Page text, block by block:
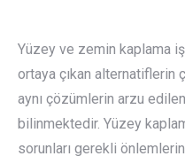
Yüzey ve zemin kaplama
ortaya çıkan alternatiflerin
aynı çözümlerin arzu
bilinmektedir. Yüzey
sorunları gerekli